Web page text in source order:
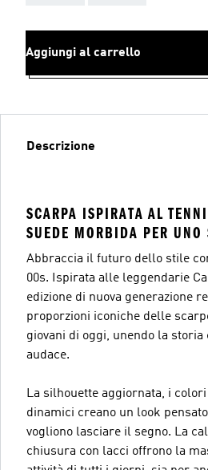
Aggiungi al carrello
Descrizione
SCARPA ISPIRATA AL
SUEDE MORBIDA PER UNO
Abbraccia il futuro dello stile
00s. Ispirata alle leggendarie
edizione di nuova generazione
proporzioni iconiche delle
giovani di oggi, unendo la
audace.
La silhouette aggiornata, i
dinamici creano un look
vogliono lasciare il segno. La
chiusura con lacci offrono la